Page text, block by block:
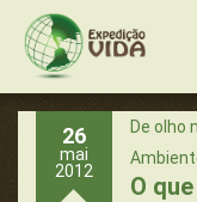
26
mai
2012
De olho
O